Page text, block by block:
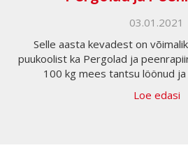
03.01.2021
Selle aasta kevadest on
puukoolist ka Pergolad ja
100 kg mees tantsu löönud ja
Loe edasi